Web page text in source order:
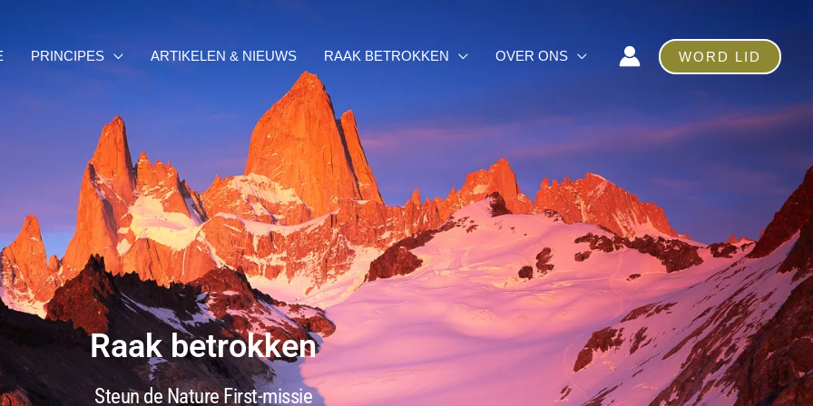
PRINCIPES ARTIKELEN & NIEUWS RAAK BETROKKEN OVER ONS WORD LID
Raak betrokken
Steun de Nature First-missie